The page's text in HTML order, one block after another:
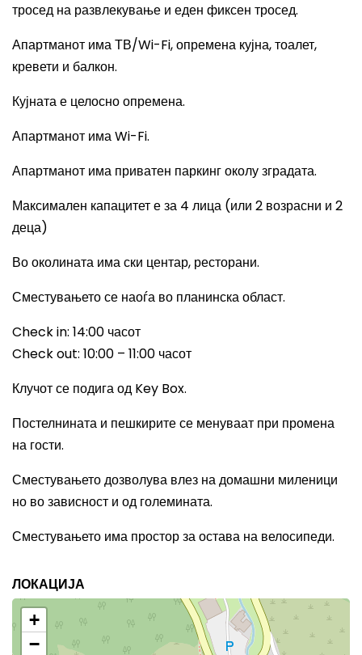
тросед на развлекување и еден фиксен тросед.
Апартманот има ТВ/Wi-Fi, опремена кујна, тоалет,
кревети и балкон.
Кујната е целосно опремена.
Апартманот има Wi-Fi.
Апартманот има приватен паркинг околу зградата.
Максимален капацитет е за 4 лица (или 2 возрасни и 2
деца)
Во околината има ски центар, ресторани.
Сместувањето се наоѓа во планинска област.
Check in: 14:00 часот
Check out: 10:00 – 11:00 часот
Клучот се подига од Key Box.
Постелнината и пешкирите се менуваат при промена
на гости.
Сместувањето дозволува влез на домашни миленици
но во зависност и од големината.
Сместувањето има простор за остава на велосипеди.
ЛОКАЦИЈА
+
−